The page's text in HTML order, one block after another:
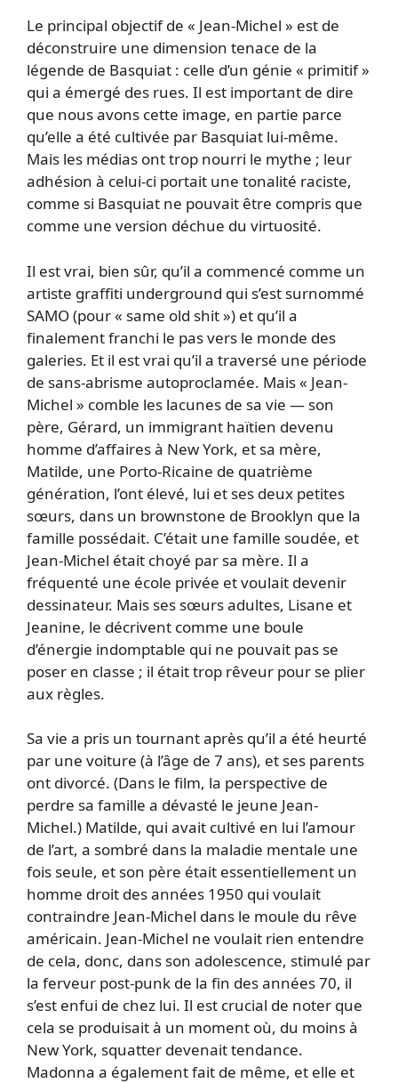
Le principal objectif de « Jean-Michel » est de
déconstruire une dimension tenace de la
légende de Basquiat : celle d’un génie « primitif »
qui a émergé des rues. Il est important de dire
que nous avons cette image, en partie parce
qu’elle a été cultivée par Basquiat lui-même.
Mais les médias ont trop nourri le mythe ; leur
adhésion à celui-ci portait une tonalité raciste,
comme si Basquiat ne pouvait être compris que
comme une version déchue du virtuosité.
Il est vrai, bien sûr, qu’il a commencé comme un
artiste graffiti underground qui s’est surnommé
SAMO (pour « same old shit ») et qu’il a
finalement franchi le pas vers le monde des
galeries. Et il est vrai qu’il a traversé une période
de sans-abrisme autoproclamée. Mais « Jean-
Michel » comble les lacunes de sa vie — son
père, Gérard, un immigrant haïtien devenu
homme d’affaires à New York, et sa mère,
Matilde, une Porto-Ricaine de quatrième
génération, l’ont élevé, lui et ses deux petites
sœurs, dans un brownstone de Brooklyn que la
famille possédait. C’était une famille soudée, et
Jean-Michel était choyé par sa mère. Il a
fréquenté une école privée et voulait devenir
dessinateur. Mais ses sœurs adultes, Lisane et
Jeanine, le décrivent comme une boule
d’énergie indomptable qui ne pouvait pas se
poser en classe ; il était trop rêveur pour se plier
aux règles.
Sa vie a pris un tournant après qu’il a été heurté
par une voiture (à l’âge de 7 ans), et ses parents
ont divorcé. (Dans le film, la perspective de
perdre sa famille a dévasté le jeune Jean-
Michel.) Matilde, qui avait cultivé en lui l’amour
de l’art, a sombré dans la maladie mentale une
fois seule, et son père était essentiellement un
homme droit des années 1950 qui voulait
contraindre Jean-Michel dans le moule du rêve
américain. Jean-Michel ne voulait rien entendre
de cela, donc, dans son adolescence, stimulé par
la ferveur post-punk de la fin des années 70, il
s’est enfui de chez lui. Il est crucial de noter que
cela se produisait à un moment où, du moins à
New York, squatter devenait tendance.
Madonna a également fait de même, et elle et